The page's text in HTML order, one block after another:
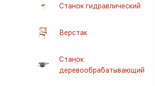
Станок гидравлический
Верстак
Станок
деревообрабатывающий